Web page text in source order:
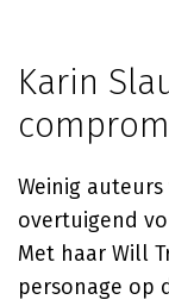
Karin
Weinig
overtuigend
Met haar Will
personage op